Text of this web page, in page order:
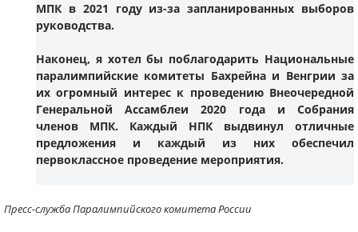
МПК в 2021 году из-за запланированных выборов
руководства.
Наконец, я хотел бы поблагодарить Национальные
паралимпийские комитеты Бахрейна и Венгрии за
их огромный интерес к проведению Внеочередной
Генеральной Ассамблеи 2020 года и Собрания
членов МПК. Каждый НПК выдвинул отличные
предложения и каждый из них обеспечил
первоклассное проведение мероприятия.
Пресс-служба Паралимпийского комитета России